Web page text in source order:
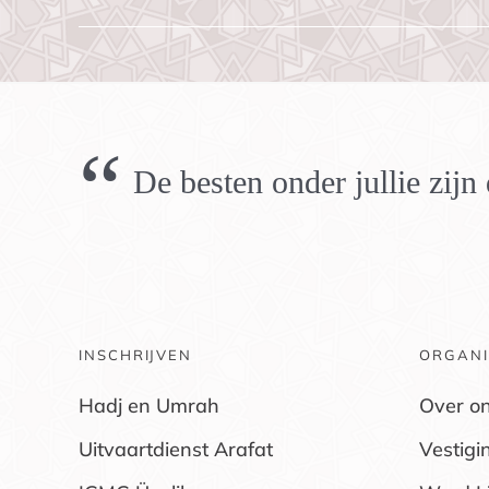
“ De besten onder jullie zijn
INSCHRIJVEN
Hadj en Umrah
Uitvaartdienst Arafat
Over